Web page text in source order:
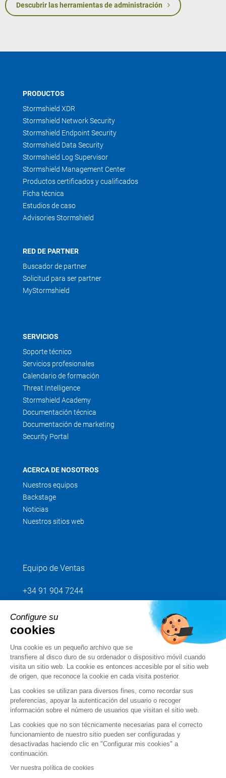
Descubrir las herramientas de administración
PRODUCTOS
Stormshield XDR
Stormshield Network Security
Stormshield Endpoint Security
Stormshield Data Security
Stormshield Log Supervisor
Stormshield Management Center
Productos certificados y cualificados
Ficha técnica
Estudios de caso
Advisories Stormshield
RED DE PARTNER
Buscador de partner
Solicitud para ser partner
MyStormshield
SERVICIOS
Soporte técnico
Servicios profesionales
Calendario de formación
Threat Intelligence
Stormshield Academy
Documentación técnica
Documentación de marketing
Security Portal
ACERCA DE NOSOTROS
Nuestros equipos
Backstage
Noticias
Nuestros sitios web
Equipo de Ventas
+34 91 904 7244
Envíenos su petición
Síganos
Configure su
cookies
Una cookie es un pequeño archivo que se
transfiere al disco duro de su ordenador o dispositivo móvil cuando
visita un sitio web. La cookie es entonces accesible por el sitio web
de origen, que reconoce la cookie en cada visita posterior.
Las cookies se utilizan para diversos fines, como recordar sus
preferencias, apoyar la autenticación del usuario o recoger
información sobre el número de usuarios que visitan el sitio web.
Las cookies que no son técnicamente necesarias para el correcto
funcionamiento de nuestro sitio pueden ser configuradas y
desactivadas haciendo clic en "Configurar mis cookies" a
continuación.
Ver nuestra política de cookies